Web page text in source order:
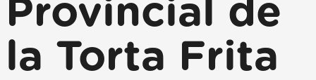
Provincial de
la Torta Frita